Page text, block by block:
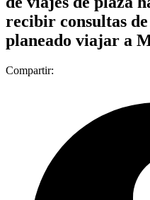
recibir consultas
planeado viajar a
Compartir: